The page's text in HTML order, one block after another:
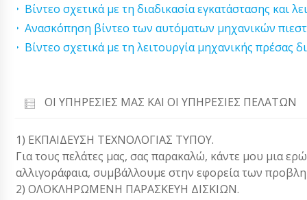
Βίντεο σχετικά με τη διαδικασία εγκατάστασης και
Ανασκόπηση βίντεο των αυτόματων μηχανικών
Βίντεο σχετικά με τη λειτουργία μηχανικής πρέσας
ΟΙ ΥΠΗΡΕΣΊΕΣ ΜΑΣ ΚΑΙ ΟΙ ΥΠΗΡΕΣΊΕΣ ΠΕΛΑΤΏΝ
1) ΕΚΠΑΙΔΕΥΣΗ ΤΕΧΝΟΛΟΓΙΑΣ ΤΥΠΟΥ.
Για τους πελάτες μας, σας παρακαλώ, κάντε μου μια
αλλιγοράφαια, συμβάλλουμε στην εφορεία των
2) ΟΛΟΚΛΗΡΩΜΕΝΗ ΠΑΡΑΣΚΕΥΗ ΔΙΣΚΙΩΝ.